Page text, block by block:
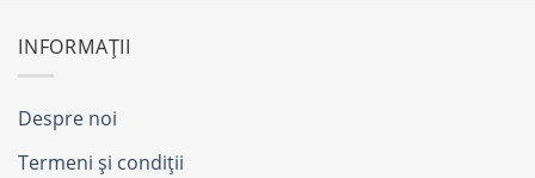
INFORMAȚII
Despre noi
Termeni și condiții